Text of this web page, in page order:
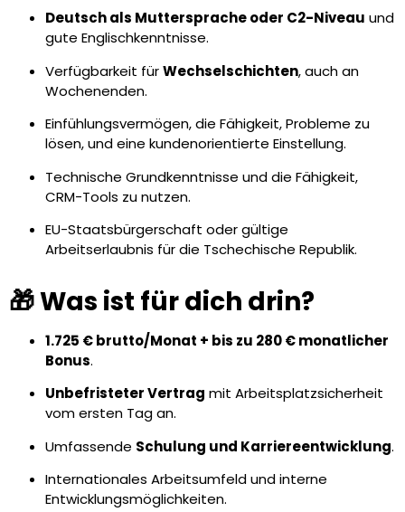
Deutsch als Muttersprache oder C2-Niveau und
gute Englischkenntnisse.
Verfügbarkeit fürWechselschichten, auch an
Wochenenden.
Einfühlungsvermögen, die Fähigkeit, Probleme zu
lösen, und eine kundenorientierte Einstellung.
Technische Grundkenntnisse und die Fähigkeit,
CRM-Tools zu nutzen.
EU-Staatsbürgerschaft oder gültige
Arbeitserlaubnis für die Tschechische Republik.
🎁 Was ist für dich drin?
1.725 € brutto/Monat + bis zu 280 € monatlicher
Bonus.
Unbefristeter Vertrag mit Arbeitsplatzsicherheit
vom ersten Tag an.
Umfassende Schulung und Karriereentwicklung.
Internationales Arbeitsumfeld und interne
Entwicklungsmöglichkeiten.